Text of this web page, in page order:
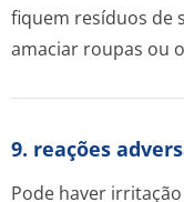
fiquem resíduos de
amaciar roupas ou
9. reações
Pode haver